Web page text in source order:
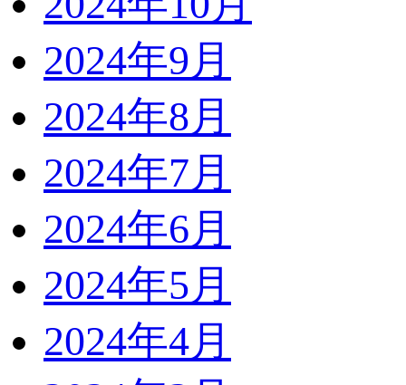
2024年9月
2024年8月
2024年7月
2024年6月
2024年5月
2024年4月